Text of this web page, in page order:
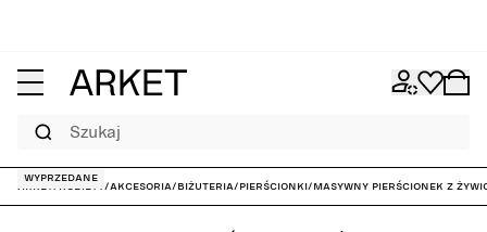
Szukaj
ARKET/ Kobiety/Akcesoria/Biżuteria/Pierścionki/Masywny pierścionek z
Wyprzedane